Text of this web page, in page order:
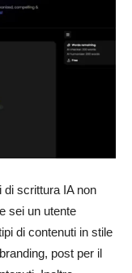
di scrittura IA non
sei un utente
di contenuti in stile
post per il